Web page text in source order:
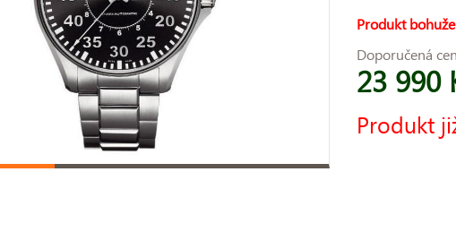
Produkt
Doporučená
23 990
Produkt